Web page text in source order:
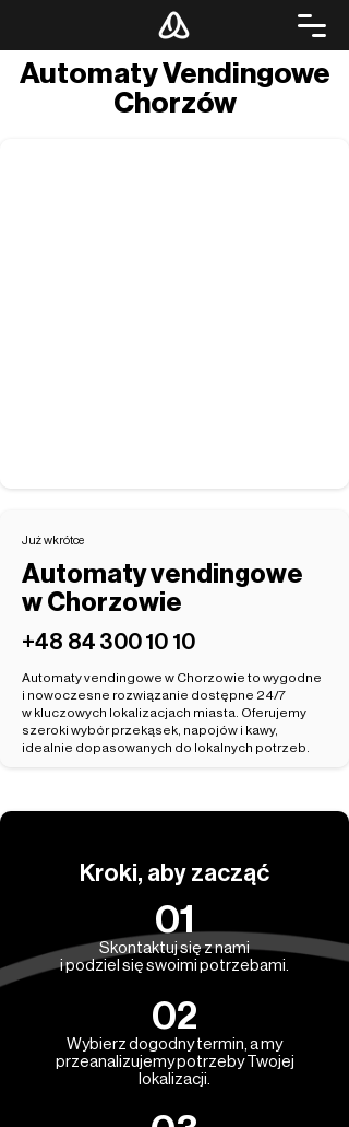
Automaty Vendingowe
Chorzów
Już wkrótce
Automaty vendingowe
w Chorzowie
‭+48 84 300 10 10‬
Automaty vendingowe w Chorzowie to wygodne
i nowoczesne rozwiązanie dostępne 24/7
w kluczowych lokalizacjach miasta. Oferujemy
szeroki wybór przekąsek, napojów i kawy,
idealnie dopasowanych do lokalnych potrzeb.
Kroki, aby zacząć
01
Skontaktuj się z nami
i podziel się swoimi potrzebami.
02
Wybierz dogodny termin, a my
przeanalizujemy potrzeby Twojej
lokalizacji.